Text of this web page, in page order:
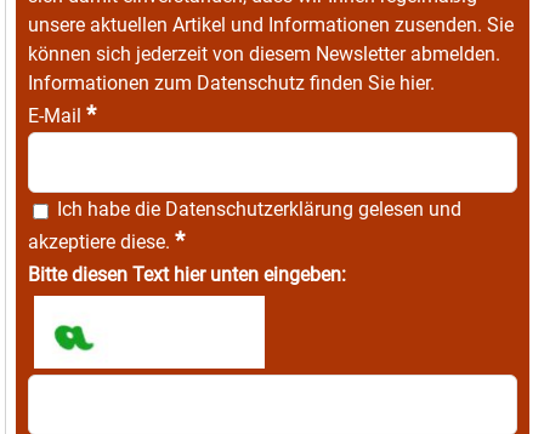
unsere aktuellen Artikel und Informationen zusenden. Sie
können sich jederzeit von diesem Newsletter abmelden.
Informationen zum Datenschutz finden Sie hier.
E-Mail *
Ich habe die Datenschutzerklärung gelesen und
akzeptiere diese. *
Bitte diesen Text hier unten eingeben: